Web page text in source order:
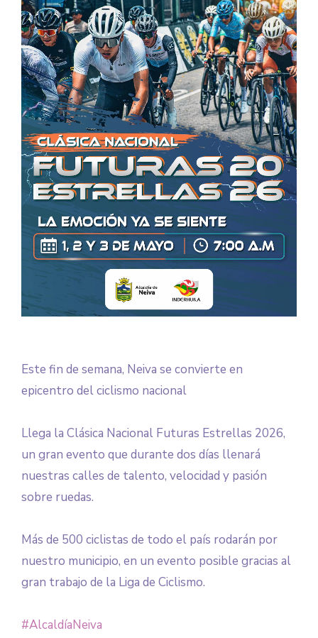
Este fin de semana, Neiva se convierte en
epicentro del ciclismo nacional
Llega la Clásica Nacional Futuras Estrellas 2026,
un gran evento que durante dos días llenará
nuestras calles de talento, velocidad y pasión
sobre ruedas.
Más de 500 ciclistas de todo el país rodarán por
nuestro municipio, en un evento posible gracias al
gran trabajo de la Liga de Ciclismo.
#AlcaldíaNeiva